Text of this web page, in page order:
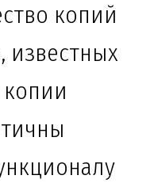
копий
известных
копии